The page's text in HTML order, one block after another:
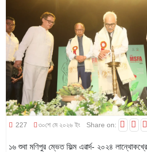
227 ৩০শে মে ২০২৬ ইং Share on:
১৬ শুবা মণিপুর ম্ভেত ফিল্ম এৱার্দ- ২০২৪ লান্থোকখ্রে